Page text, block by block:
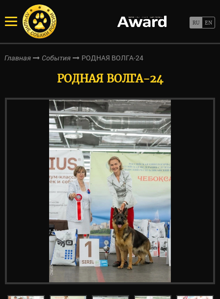
Главная События РОДНАЯ ВОЛГА-24
РОДНАЯ ВОЛГА-24